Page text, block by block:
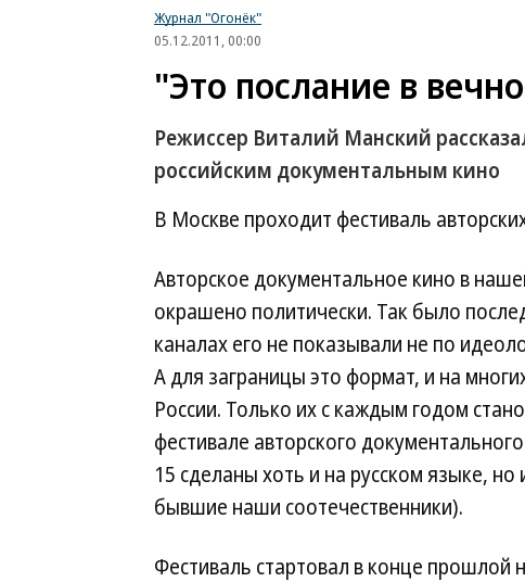
Журнал "Огонёк"
05.12.2011, 00:00
"Это послание в
Режиссер Виталий Манский
российским документальным кино
В Москве проходит фестиваль
Авторское документальное кино в
окрашено политически. Так было
каналах его не показывали не по
А для заграницы это формат, и на
России. Только их с каждым годом
фестивале авторского
15 сделаны хоть и на русском языке,
бывшие наши соотечественники).
Фестиваль стартовал в конце прошлой